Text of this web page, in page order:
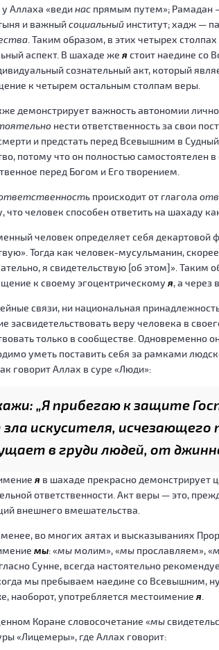
у Аллаха «вединас прямым путем»; Рамадан
и важныйсоциальный институт; хадж —
. Таким образом, в этих четырех
аспект. В шахаде же я стоит наедине со
сознательный акт, который
к четырем остальным столпам веры.
демонстрирует важность автономии
нести ответственность за свои
и предстать перед Всевышним в
потому что он полностью самостоятелен
перед Богом и Его творением.
происходит от глагола
что человек способен ответить на шахаду
человек определяет себя
Тогда как человек-мусульманин,
я свидетельствую [об этом]». Таким
к своему эгоцентрическому я, а через
связи, ни национальная
засвидетельствовать веру человека в
только в сообществе. Одновременно
уметь поставить себя за рамками
говорит Аллах в суре «Люди»:
„Я прибегаю к защите
искусителя,
в груди людей, от
я в шахаде прекрасно демонстрирует
ответственности. Акт веры — это,
внешнего вмешательства.
во многих аятах и высказываниях
мы: «мы молим», «мы прославляем», «
Сунне, всегда настоятельно
мы пребываем наедине со Всевышним,
наоборот, употребляется местоимение я
Коране словосочетание «мы
«Лицемеры», где Аллах говорит: